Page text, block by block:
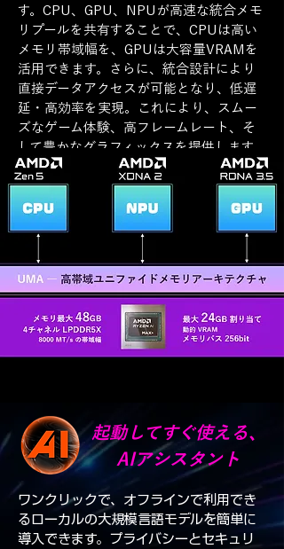
す。CPU、GPU、NPUが高速な統合メモ
リプールを共有することで、CPUは高い
メモリ帯域幅を、GPUは大容量VRAMを
活用できます。さらに、統合設計により
直接データアクセスが可能となり、低遅
延・高効率を実現。これにより、スムー
ズなゲーム体験、高フレームレート、そ
して豊かなグラフィックスを提供します。
起動してすぐ使える、
AIアシスタント
ワンクリックで、オフラインで利用でき
るローカルの大規模言語モデルを簡単に
導入できます。プライバシーとセキュリ